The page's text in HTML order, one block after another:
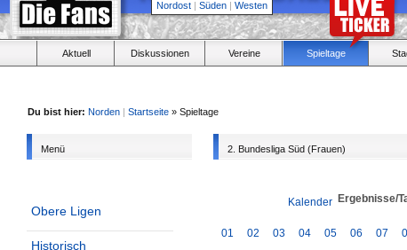
Nordost | Süden | Westen
Aktuell Diskussionen Vereine Spieltage
Du bist hier: Norden | Startseite » Spieltage
Menü
Obere Ligen
Historisch
2. Bundesliga Süd (Frauen)
Kalender Ergebnisse/
01 02 03 04 05 06 07